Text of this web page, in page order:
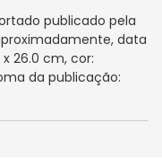
publicado pela
data
26.0 cm, cor:
da publicação: